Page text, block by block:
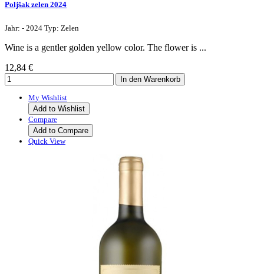
Poljšak zelen 2024
Jahr: - 2024 Typ: Zelen
Wine is a gentler golden yellow color. The flower is ...
12,84 €
My Wishlist
Add to Wishlist
Compare
Add to Compare
Quick View